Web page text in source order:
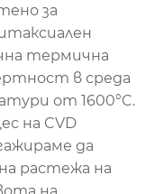
за
термична
в среда
от 1600°C.
на CVD
да
растежа на